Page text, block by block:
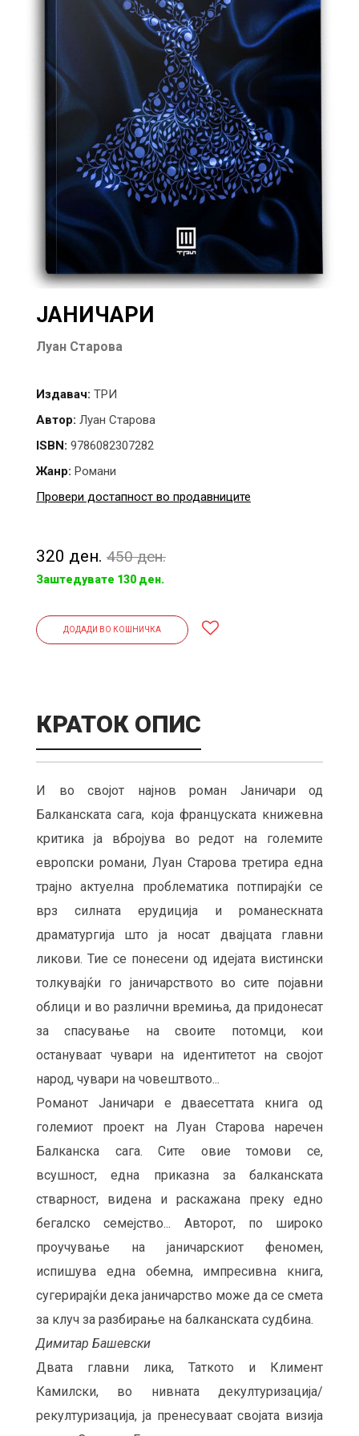
ЈАНИЧАРИ
Луан Старова
Издавач: ТРИ
Автор: Луан Старова
ISBN: 9786082307282
Жанр: Романи
Провери достапност во продавниците
320 ден. 450 ден.
Заштедувате 130 ден.
ДОДАДИ ВО КОШНИЧКА
КРАТОК ОПИС
И во својот најнов роман Јаничари од
Балканската сага, која француската книжевна
критика ја вбројува во редот на големите
европски романи, Луан Старова третира една
трајно актуелна проблематика потпирајќи се
врз силната ерудиција и романескната
драматургија што ја носат двајцата главни
ликови. Тие се понесени од идејата вистински
толкувајќи го јаничарството во сите појавни
облици и во различни времиња, да придонесат
за спасување на своите потомци, кои
остануваат чувари на идентитетот на својот
народ, чувари на човештвото...
Романот Јаничари е дваесеттата книга од
големиот проект на Луан Старова наречен
Балканска сага. Сите овие томови се,
всушност, една приказна за балканската
стварност, видена и раскажана преку едно
бегалско семејство... Авторот, по широко
проучување на јаничарскиот феномен,
испишува една обемна, импресивна книга,
сугерирајќи дека јаничарство може да се смета
за клуч за разбирање на балканската судбина.
Димитар Башевски
Двата главни лика, Таткото и Климент
Камилски, во нивната декултуризација/
рекултуризација, ја пренесуваат својата визија